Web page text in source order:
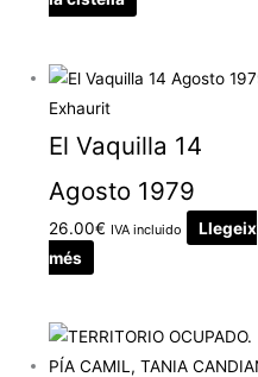
Exhaurit
El Vaquilla 14
Agosto 1979
26.00€ IVA incluido
Llegeix
més